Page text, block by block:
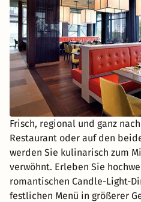
Frisch, regional und ganz
Restaurant oder auf den
werden Sie kulinarisch zum
verwöhnt. Erleben Sie
romantischen Candle-Light-
festlichen Menü in größerer